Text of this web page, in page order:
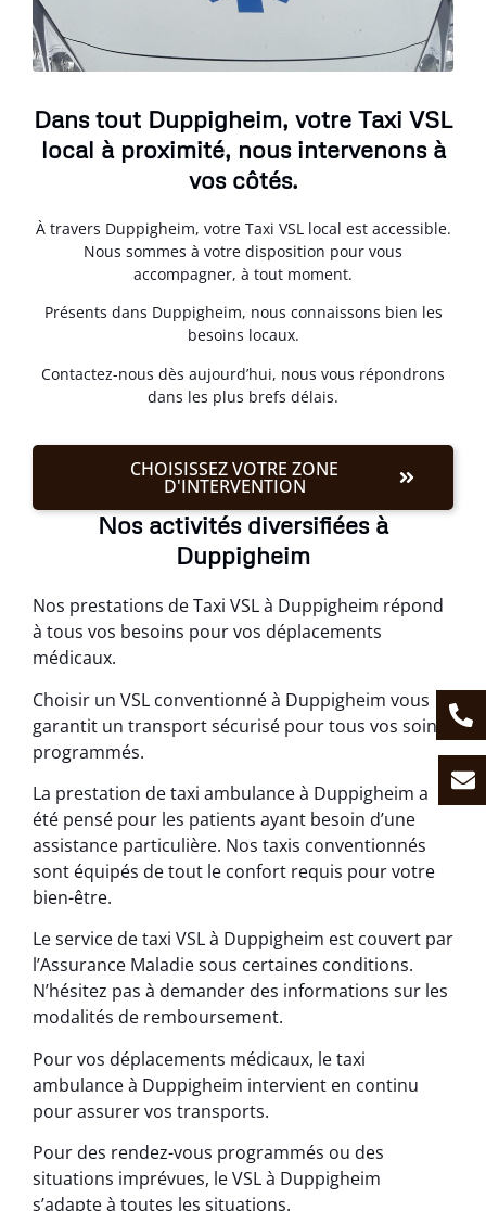
Dans tout Duppigheim, votre Taxi VSL
local à proximité, nous intervenons à
vos côtés.
À travers Duppigheim, votre Taxi VSL local est accessible.
Nous sommes à votre disposition pour vous
accompagner, à tout moment.
Présents dans Duppigheim, nous connaissons bien les
besoins locaux.
Contactez-nous dès aujourd’hui, nous vous répondrons
dans les plus brefs délais.
CHOISISSEZ VOTRE ZONE
D'INTERVENTION
Nos activités diversifiées à
Duppigheim
Nos prestations de Taxi VSL à Duppigheim répond
à tous vos besoins pour vos déplacements
médicaux.
Choisir un VSL conventionné à Duppigheim vous
garantit un transport sécurisé pour tous vos soins
programmés.
La prestation de taxi ambulance à Duppigheim a
été pensé pour les patients ayant besoin d’une
assistance particulière. Nos taxis conventionnés
sont équipés de tout le confort requis pour votre
bien-être.
Le service de taxi VSL à Duppigheim est couvert par
l’Assurance Maladie sous certaines conditions.
N’hésitez pas à demander des informations sur les
modalités de remboursement.
Pour vos déplacements médicaux, le taxi
ambulance à Duppigheim intervient en continu
pour assurer vos transports.
Pour des rendez-vous programmés ou des
situations imprévues, le VSL à Duppigheim
s’adapte à toutes les situations.